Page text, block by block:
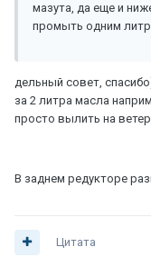
мазута, да еще и
промыть одним
дельный совет,
за 2 литра масла
просто вылить на ветер
В заднем редукторе
Цитата